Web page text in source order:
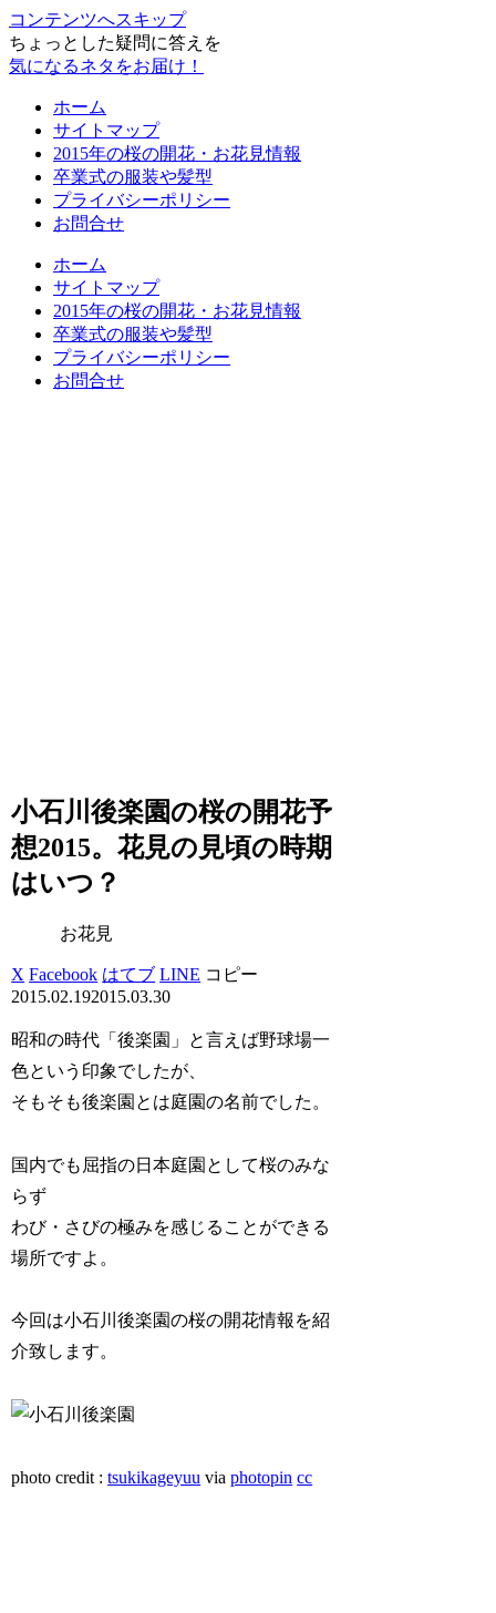
コンテンツへスキップ
ちょっとした疑問に答えを
気になるネタをお届け！
ホーム
サイトマップ
2015年の桜の開花・お花見情報
卒業式の服装や髪型
プライバシーポリシー
お問合せ
ホーム
サイトマップ
2015年の桜の開花・お花見情報
卒業式の服装や髪型
プライバシーポリシー
お問合せ
小石川後楽園の桜の開花予
想2015。花見の見頃の時期
はいつ？
お花見
X Facebook はてブ LINE コピー
2015.02.192015.03.30
昭和の時代「後楽園」と言えば野球場一
色という印象でしたが、
そもそも後楽園とは庭園の名前でした。
国内でも屈指の日本庭園として桜のみな
らず
わび・さびの極みを感じることができる
場所ですよ。
今回は小石川後楽園の桜の開花情報を紹
介致します。
photo credit :tsukikageyuu viaphotopin cc